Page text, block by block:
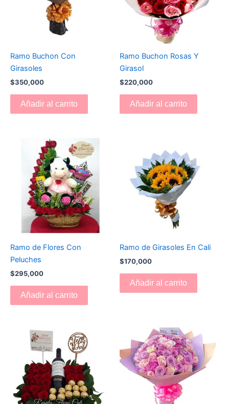
Ramo Buchon Con
Girasoles
$350,000
Añadir al carrito
Ramo Buchon Rosas Y
Girasol
$220,000
Añadir al carrito
Ramo de Flores Con
Peluches
$295,000
Añadir al carrito
Ramo de Girasoles En Cali
$170,000
Añadir al carrito